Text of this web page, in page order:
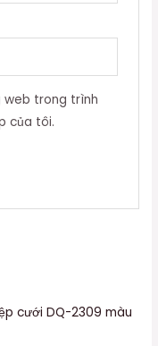
web trong trình
của tôi.